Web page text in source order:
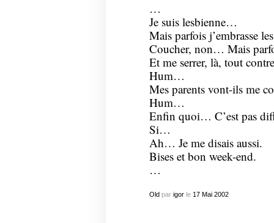
…
Je suis lesbienne…
Mais parfois j’embrasse
Coucher, non… Mais
Et me serrer, là, tout
Hum…
Mes parents vont-ils me
Hum…
Enfin quoi… C’est pas
Si…
Ah… Je me disais aussi.
Bises et bon week-end.
…
Oldpar igorle 17 Mai 2002